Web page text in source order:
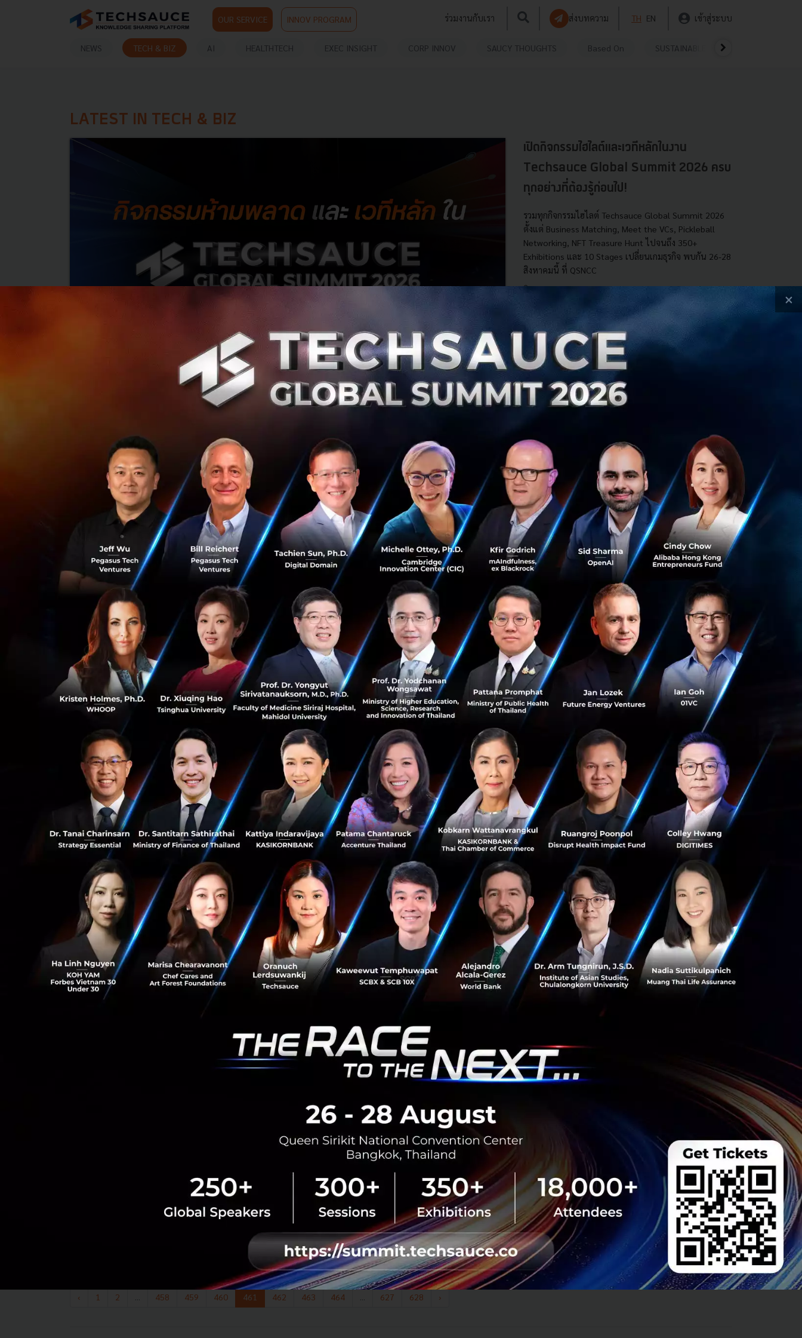
OUR SERVICE INNOV PROGRAM ร่วมงานกับเรา ส่งบทความ TH EN เข้าสู่ระบบ
NEWS TECH & BIZ AI HEALTHTECH EXEC INSIGHT CORP INNOV SAUCY THOUGHTS Based On SUSTAINABLE
LATEST IN TECH & BIZ
เปิดกิจกรรมไฮไลต์และเวทีหลักในงาน
Techsauce Global Summit 2026 ครบ
ทุกอย่างที่ต้องรู้ก่อนไป!
รวมทุกกิจกรรมไฮไลต์ Techsauce Global Summit 2026
ตั้งแต่ Business Matching, Meet the VCs, Pickleball
Networking, NFT Treasure Hunt ไปจนถึง 350+
Exhibitions และ 10 Stages เปลี่ยนเกมธุรกิจ พบกัน 26-28
สิงหาคมนี้ ที่ QSNCC
สิงหาคม 7, 2026| By Techsauce Team
TSGS2026
Meet the VCs Business Matching
The Race to The Next Pickleball Networking
Techsauce Global Summit 2026
5 Startups แชร์ ‘เงินทุน, Connection และลูกค้า’
คือสิ่งที่ได้รับในงาน Techsauce Global Summit
2019
งาน Techsauce Global Summit 2019 กำลังจะใกล้เข้ามา
ทุกที เราจึงอยากเชิญชวนเหล่า Startup ทั้งหลายมาร่วมงาน
ของเรา และแน่นอนว่าเรารับประกันความเข้มข้น เรียกได้ว่ามา
ไม่เสียเที่ยวอย่างแน...
กุมภาพันธ์ 27, 2019
Techsauce Team
69
QueQ OneChat Tourkrub
เตรียมพร้อมเข้าสู่ Exponential Manufacturing
Thailand 2019 งานสัมนาพลิกอุตสาหกรรมแบบ
ก้าวกระโดด
ท่ามกลางกระแสการเปลี่ยนแปลงด้านเทคโนโลยีและนวัตกรรม
ที่จะเข้ามามีอิทธิพลในทุกอุตสาหกรรมการผลิต ที่นับวันได้มี
การเติบโตอย่างก้าวกระโดดในเชิงทวีคูณ หรือ Exponential
Growth จึงเป็นสิ่ง...
กุมภาพันธ์ 25, 2019
76
Tech & Biz SingularityU Singularity University
Exponential Manufacturing Thailand 2019
Accelerator เฉพาะทาง เทรนด์ใหม่พร้อมพา
Startup กู้โลกไปด้วยกัน
เป็นที่ทราบกันดีใน Startup Ecosystem ว่า Accelerator เป็น
หนึ่งในกลไกสำคัญที่ช่วยผลักดัน Startup ให้เติบโตไปเป็น
ธุรกิจที่แข็งแรง พร้อมพัฒนานวัตกรรมและสร้าง Product และ
Service ที่ดี...
กุมภาพันธ์ 22, 2019 | By
Techsauce Team
60
Tech & Biz Sustainable Focus ExpresSo Accelerator
Sustainability Elemental Excelerator
Xinhua สำนักข่าวจีนเปิดตัวผู้ประกาศข่าว AI หญิง
รายแรกของโลก
หลังจากมีการเปิดตัวผู้ประกาศข่าว AI ชายในช่วงที่ผ่านมา
หญิงคนแรกของโลกในชื่อ Xin Xiaomeng ซึ่งเกิดขึ้นจากความ
ร่วมมือของ Sog...
กุมภาพันธ์ 22, 2019| By Techsauce Team
Internet of Things กับการพลิกโฉมธุรกิจไทย
ด้วยการเปลี่ยนแปลงที่รวดเร็วของการทำธุรกิจในปัจจุบัน
บริษัททั่วโลกต้องพัฒนาศักยภาพของตนเพื่อให้สามารถ
แข่งขันได้ในตลาด โดยเฉพาะการนำเทคโนโลยีใหม่ ๆ มาใช้และ
การหาวิธีจัดการกับระบบเทค...
กุมภาพันธ์ 22, 2019| ByTechsauce Team
Tech & Biz business internet of thing
‹ 1 2 458 459 460 461 462 463 464 627 628 ›
×